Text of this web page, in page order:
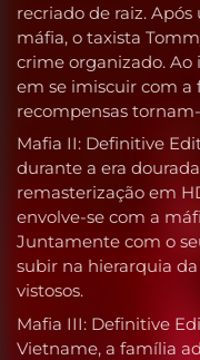
recriado de raiz.
máfia, o taxista
crime organizado.
em se imiscuir com a
recompensas
Mafia II: Definitive
durante a era
remasterização em
envolve-se com a
Juntamente com o
subir na hierarquia
vistosos.
Mafia III: Definitive
Vietname, a família